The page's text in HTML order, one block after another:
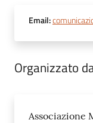
Email:
Organizzato
Associazione